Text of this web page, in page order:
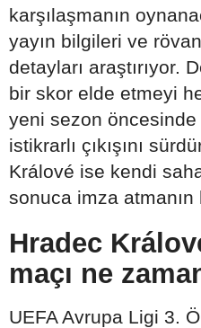
karşılaşmanın
yayın bilgileri ve
detayları araştırıyor.
bir skor elde etmeyi
yeni sezon öncesinde
istikrarlı çıkışını
Králové ise kendi
sonuca imza atmanın
Hradec
maçı ne
UEFA Avrupa Ligi 3.